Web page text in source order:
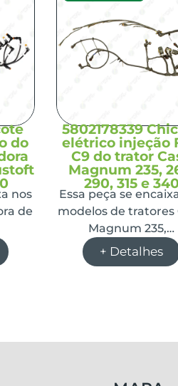
do
nos
de
5802178339
elétrico injeção
C9 do trator
Magnum 235,
290, 315 e
Essa peça se
modelos de tratores
Magnum 235,…
+ Detalhes